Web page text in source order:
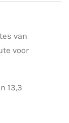
van
voor
13,3